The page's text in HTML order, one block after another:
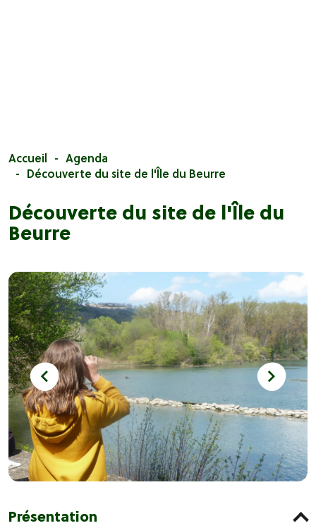
Accueil
Agenda
Découverte du site de l'Île du Beurre
Découverte du site de l'Île du
Beurre
Présentation